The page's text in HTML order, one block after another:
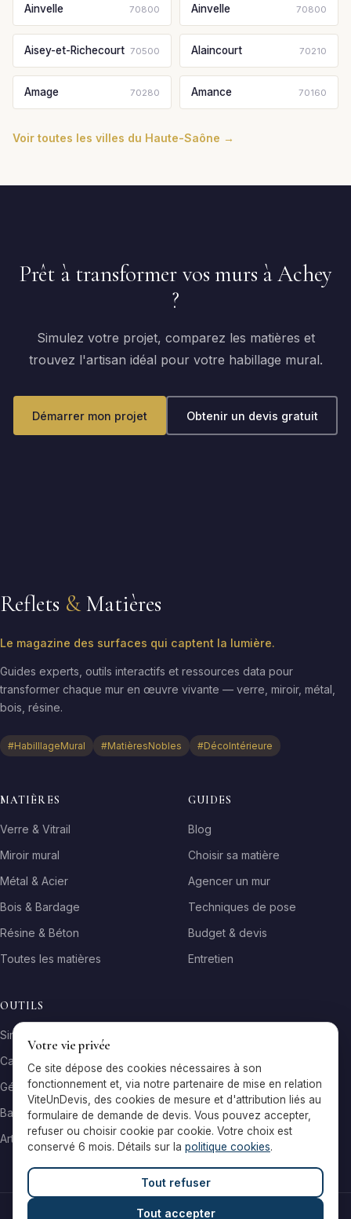
Ainvelle 70800 Ainvelle 70800
Aisey-et-Richecourt 70500 Alaincourt 70210
Amage 70280 Amance 70160
Voir toutes les villes du Haute-Saône →
Prêt à transformer vos murs à Achey
?
Simulez votre projet, comparez les matières et
trouvez l'artisan idéal pour votre habillage mural.
Démarrer mon projet Obtenir un devis gratuit
Reflets & Matières
Le magazine des surfaces qui captent la lumière.
Guides experts, outils interactifs et ressources data pour
transformer chaque mur en œuvre vivante — verre, miroir, métal,
bois, résine.
#HabilllageMural #MatièresNobles #DécoIntérieure
MATIÈRES
Verre & Vitrail
Miroir mural
Métal & Acier
Bois & Bardage
Résine & Béton
Toutes les matières
GUIDES
Blog
Choisir sa matière
Agencer un mur
Techniques de pose
Budget & devis
Entretien
OUTILS
Simulateur matière
Calculateur surface
Générateur galerie
Baromètre de prix
Artisans par ville
Votre vie privée
Ce site dépose des cookies nécessaires à son
fonctionnement et, via notre partenaire de mise en relation
ViteUnDevis, des cookies de mesure et d'attribution liés au
formulaire de demande de devis. Vous pouvez accepter,
refuser ou choisir cookie par cookie. Votre choix est
conservé 6 mois. Détails sur la politique cookies.
Tout refuser
Tout accepter